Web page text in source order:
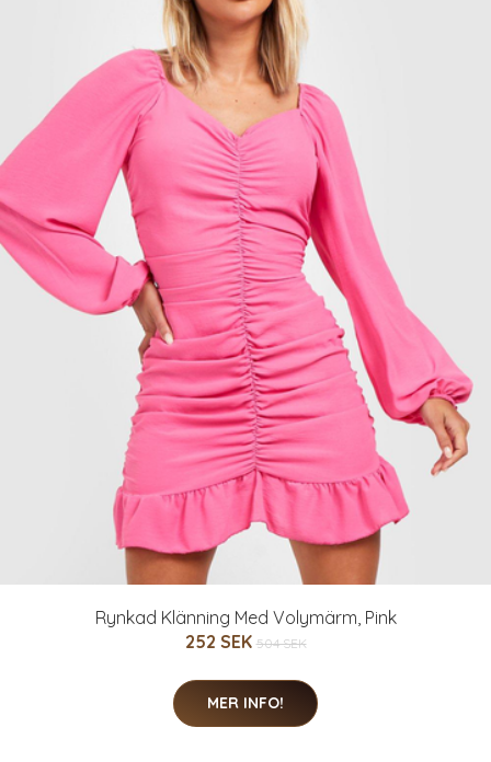
Rynkad Klänning Med Volymärm, Pink
252 SEK 504 SEK
MER INFO!